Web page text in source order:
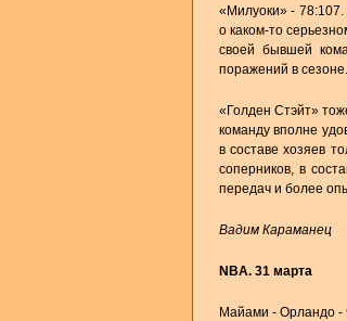
«Милуоки» -
о каком-то
своей бывшей
поражений в сезоне.
«Голден Стэйт»
команду вполне
в составе хозяев
соперников, в
передач и более
Вадим Караманец
NBA. 31 марта
Майами - Орландо -